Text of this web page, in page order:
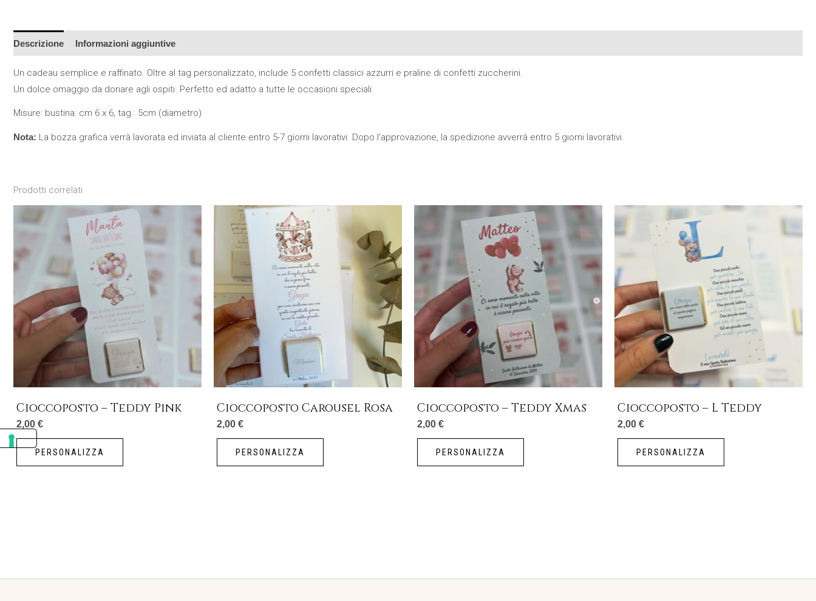
Descrizione Informazioni aggiuntive
Un cadeau semplice e raffinato. Oltre al tag personalizzato, include 5 confetti classici azzurri e praline di confetti zuccherini.
Un dolce omaggio da donare agli ospiti. Perfetto ed adatto a tutte le occasioni speciali.
Misure: bustina: cm 6 x 6, tag : 5cm (diametro)
Nota: La bozza grafica verrà lavorata ed inviata al cliente entro 5-7 giorni lavorativi. Dopo l'approvazione, la spedizione avverrà entro 5 giorni lavorativi.
Prodotti correlati
Cioccoposto – Teddy Pink
2,00 €
PERSONALIZZA
Cioccoposto Carousel Rosa
2,00 €
PERSONALIZZA
Cioccoposto – Teddy Xmas
2,00 €
PERSONALIZZA
Cioccoposto – L Teddy
2,00 €
PERSONALIZZA